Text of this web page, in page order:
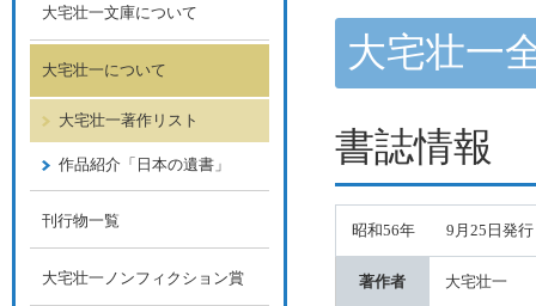
大宅壮
書誌情報
昭和56年 9月25日発行
著作者 大宅壮一
大宅壮一文庫について
大宅壮一について
大宅壮一著作リスト
作品紹介「日本の遺書」
刊行物一覧
大宅壮一ノンフィクション賞